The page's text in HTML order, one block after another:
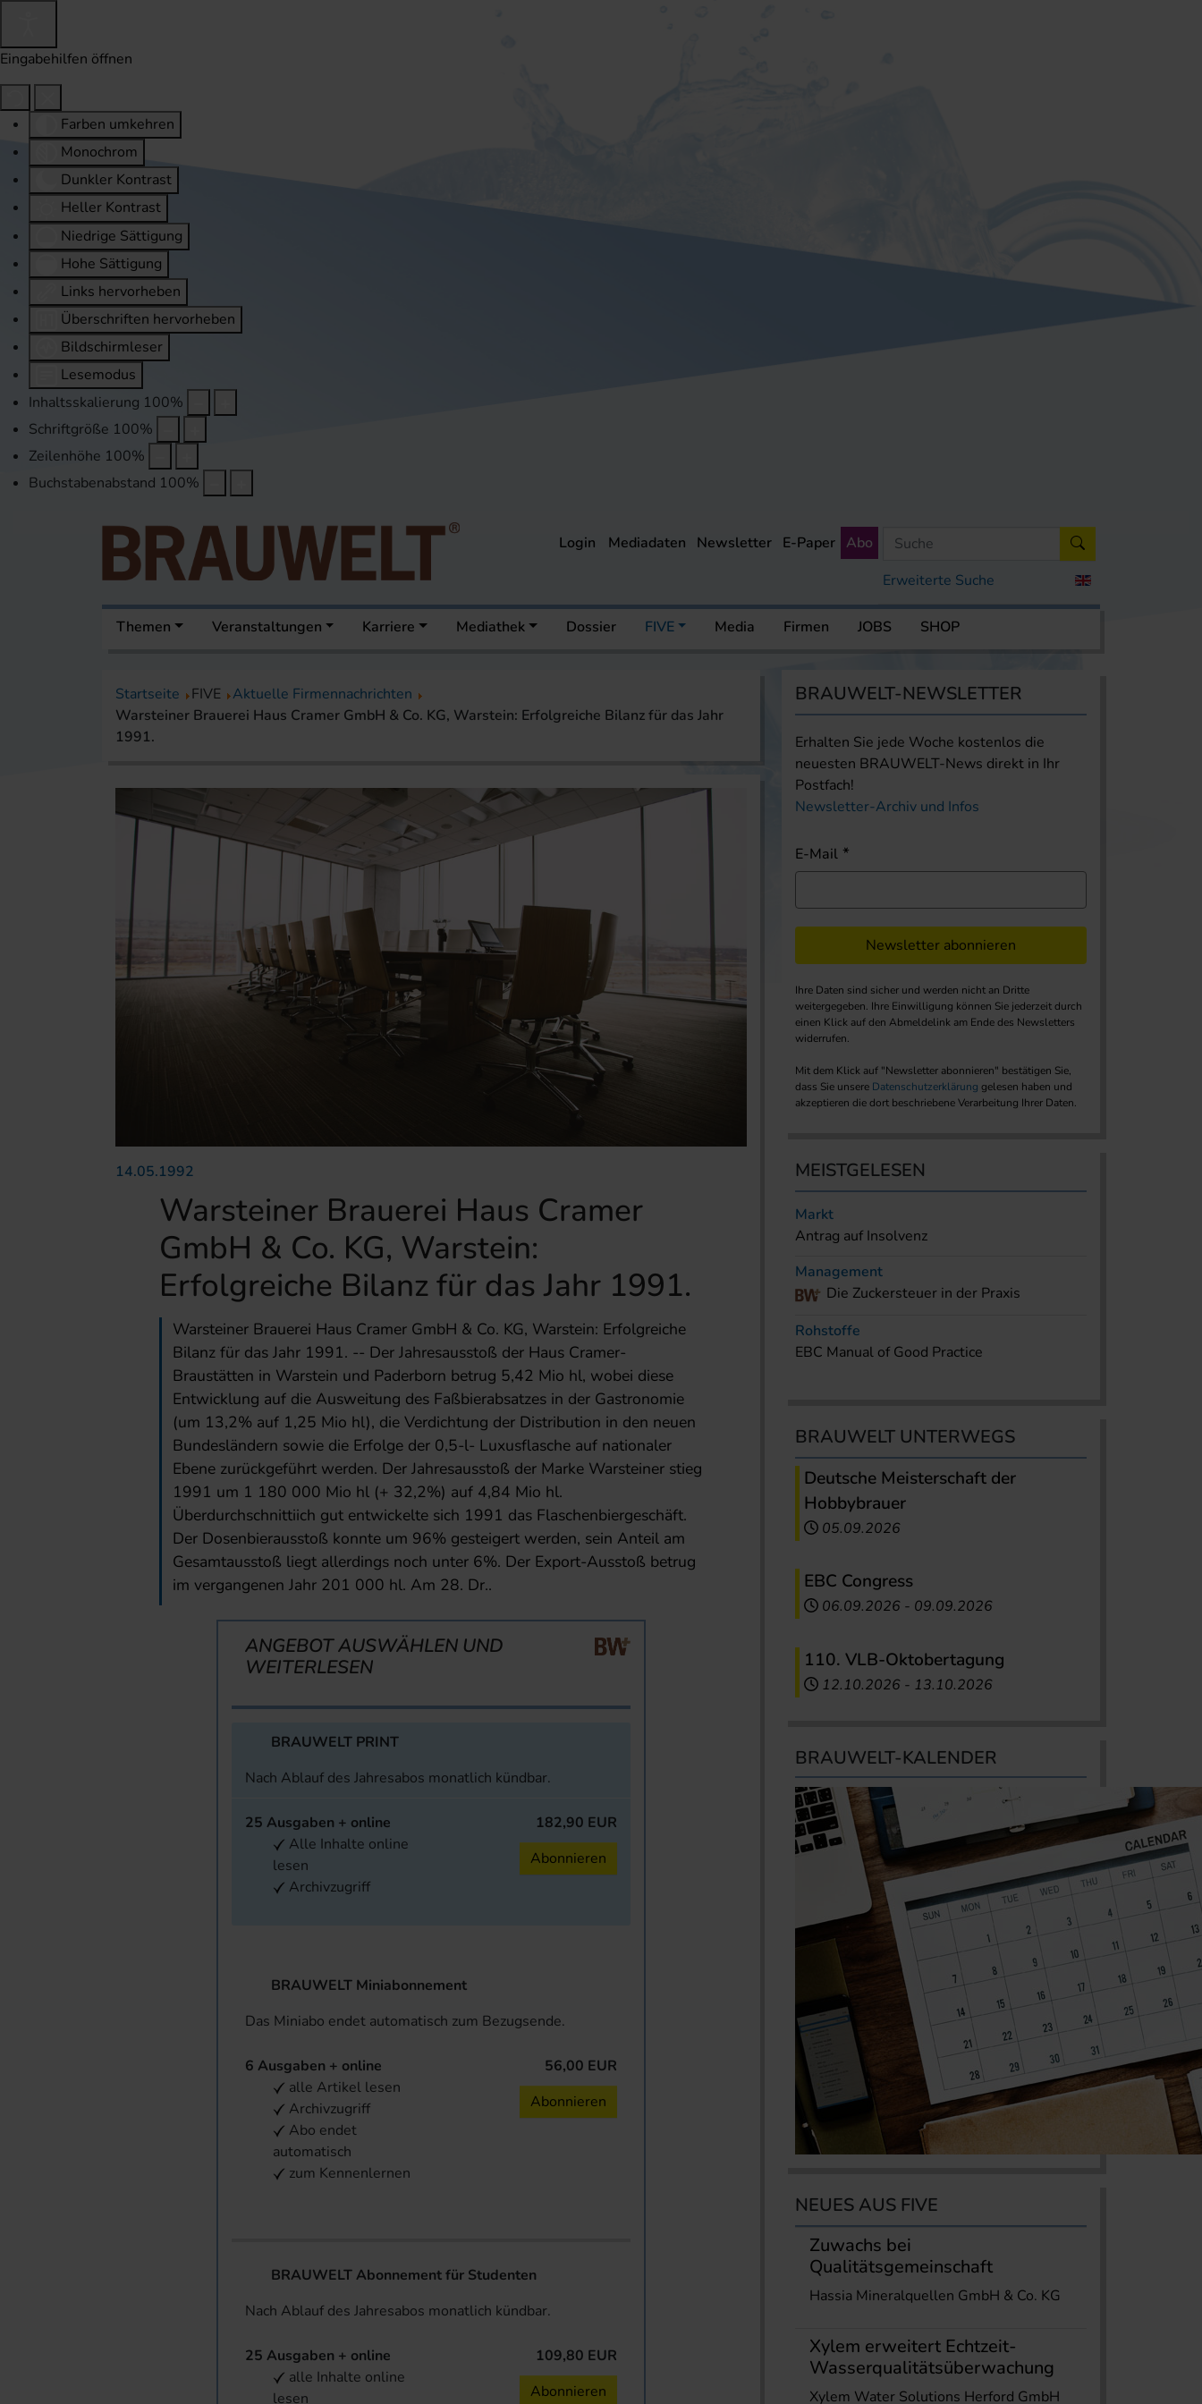
Eingabehilfen öffnen
Farben umkehren
Monochrom
Dunkler Kontrast
Heller Kontrast
Niedrige Sättigung
Hohe Sättigung
Links hervorheben
Überschriften hervorheben
Bildschirmleser
Lesemodus
Inhaltsskalierung 100%
Schriftgröße 100%
Zeilenhöhe 100%
Buchstabenabstand 100%
Erweiterte Suche
Login Mediadaten Newsletter E-Paper Abo
Themen Veranstaltungen Karriere Mediathek Dossier FIVE Media Firmen JOBS SHOP
Startseite FIVE
Aktuelle Firmennachrichten
Warsteiner Brauerei Haus Cramer GmbH & Co. KG, Warstein: Erfolgreiche Bilanz für das Jahr
1991.
14.05.1992
Warsteiner Brauerei Haus Cramer
GmbH & Co. KG, Warstein:
Erfolgreiche Bilanz für das Jahr 1991.
Warsteiner Brauerei Haus Cramer GmbH & Co. KG, Warstein: Erfolgreiche
Bilanz für das Jahr 1991. -- Der Jahresausstoß der Haus Cramer-
Braustätten in Warstein und Paderborn betrug 5,42 Mio hl, wobei diese
Entwicklung auf die Ausweitung des Faßbierabsatzes in der Gastronomie
(um 13,2% auf 1,25 Mio hl), die Verdichtung der Distribution in den neuen
Bundesländern sowie die Erfolge der 0,5-l- Luxusflasche auf nationaler
Ebene zurückgeführt werden. Der Jahresausstoß der Marke Warsteiner stieg
1991 um 1 180 000 Mio hl (+ 32,2%) auf 4,84 Mio hl.
Überdurchschnittiich gut entwickelte sich 1991 das Flaschenbiergeschäft.
Der Dosenbierausstoß konnte um 96% gesteigert werden, sein Anteil am
Gesamtausstoß liegt allerdings noch unter 6%. Der Export-Ausstoß betrug
im vergangenen Jahr 201 000 hl. Am 28. Dr..
ANGEBOT AUSWÄHLEN UND
WEITERLESEN
BRAUWELT PRINT
Nach Ablauf des Jahresabos monatlich kündbar.
25 Ausgaben + online
Alle Inhalte online
lesen
Archivzugriff
182,90 EUR
Abonnieren
BRAUWELT Miniabonnement
Das Miniabo endet automatisch zum Bezugsende.
6 Ausgaben + online
alle Artikel lesen
Archivzugriff
Abo endet
automatisch
zum Kennenlernen
56,00 EUR
Abonnieren
BRAUWELT Abonnement für Studenten
Nach Ablauf des Jahresabos monatlich kündbar.
25 Ausgaben + online
alle Inhalte online
lesen
109,80 EUR
Abonnieren
BRAUWELT-NEWSLETTER
Erhalten Sie jede Woche kostenlos die
neuesten BRAUWELT-News direkt in Ihr
Postfach!
Newsletter-Archiv und Infos
E-Mail
Newsletter abonnieren
Ihre Daten sind sicher und werden nicht an Dritte
weitergegeben. Ihre Einwilligung können Sie jederzeit durch
einen Klick auf den Abmeldelink am Ende des Newsletters
widerrufen.
Mit dem Klick auf "Newsletter abonnieren" bestätigen Sie,
dass Sie unsere Datenschutzerklärung gelesen haben und
akzeptieren die dort beschriebene Verarbeitung Ihrer Daten.
MEISTGELESEN
Markt
Antrag auf Insolvenz
Management
Die Zuckersteuer in der Praxis
Rohstoffe
EBC Manual of Good Practice
BRAUWELT UNTERWEGS
Deutsche Meisterschaft der
Hobbybrauer
05.09.2026
EBC Congress
06.09.2026 - 09.09.2026
110. VLB-Oktobertagung
12.10.2026 - 13.10.2026
BRAUWELT-KALENDER
NEUES AUS FIVE
Zuwachs bei
Qualitätsgemeinschaft
Hassia Mineralquellen GmbH & Co. KG
Xylem erweitert Echtzeit-
Wasserqualitätsüberwachung
Xylem Water Solutions Herford GmbH